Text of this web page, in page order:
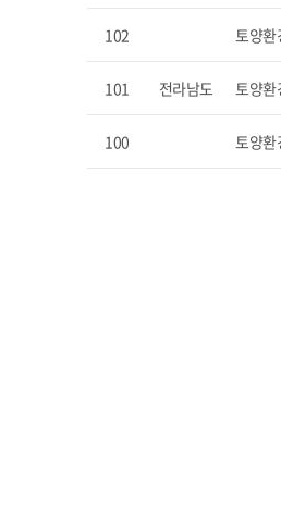
102 토양환
101 전라남도 토양환
100 토양환